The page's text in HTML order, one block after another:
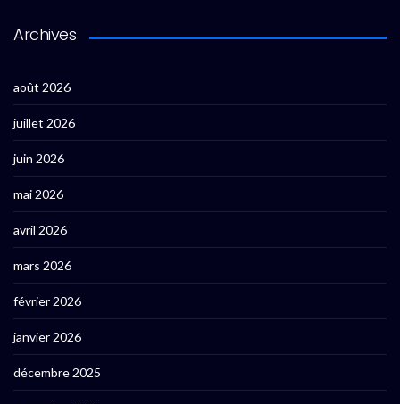
Archives
août 2026
juillet 2026
juin 2026
mai 2026
avril 2026
mars 2026
février 2026
janvier 2026
décembre 2025